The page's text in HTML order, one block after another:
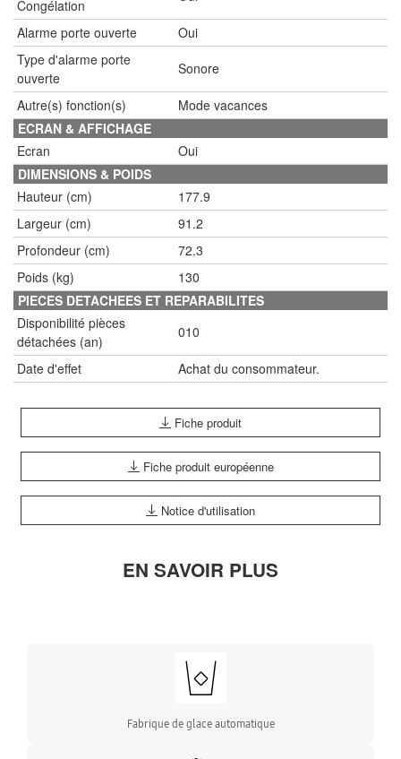
Congélation
Alarme porte ouverte
Oui
Type d'alarme porte
ouverte
Sonore
Autre(s) fonction(s)
Mode vacances
ECRAN & AFFICHAGE
Ecran
Oui
DIMENSIONS & POIDS
Hauteur (cm)
177.9
Largeur (cm)
91.2
Profondeur (cm)
72.3
Poids (kg)
130
PIECES DETACHEES ET REPARABILITES
Disponibilité pièces
détachées (an)
010
Date d'effet Achat du consommateur.
Fiche produit
Fiche produit européenne
Notice d'utilisation
EN SAVOIR PLUS
Fabrique de glace automatique